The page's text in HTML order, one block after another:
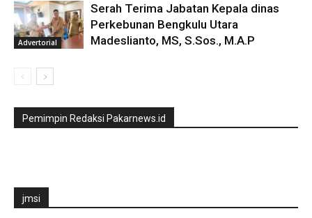
Advertorial
Serah Terima Jabatan Kepala dinas
Perkebunan Bengkulu Utara
Madeslianto, MS, S.Sos., M.A.P
Pemimpin Redaksi Pakarnews.id
jmsi